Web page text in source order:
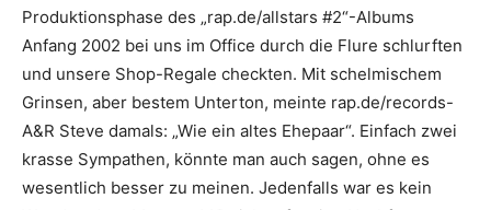
Produktionsphase des „rap.de/allstars #2“-Albums
Anfang 2002 bei uns im Office durch die Flure schlurften
und unsere Shop-Regale checkten. Mit schelmischem
Grinsen, aber bestem Unterton, meinte rap.de/records-
A&R Steve damals: „Wie ein altes Ehepaar“. Einfach zwei
krasse Sympathen, könnte man auch sagen, ohne es
wesentlich besser zu meinen. Jedenfalls war es kein